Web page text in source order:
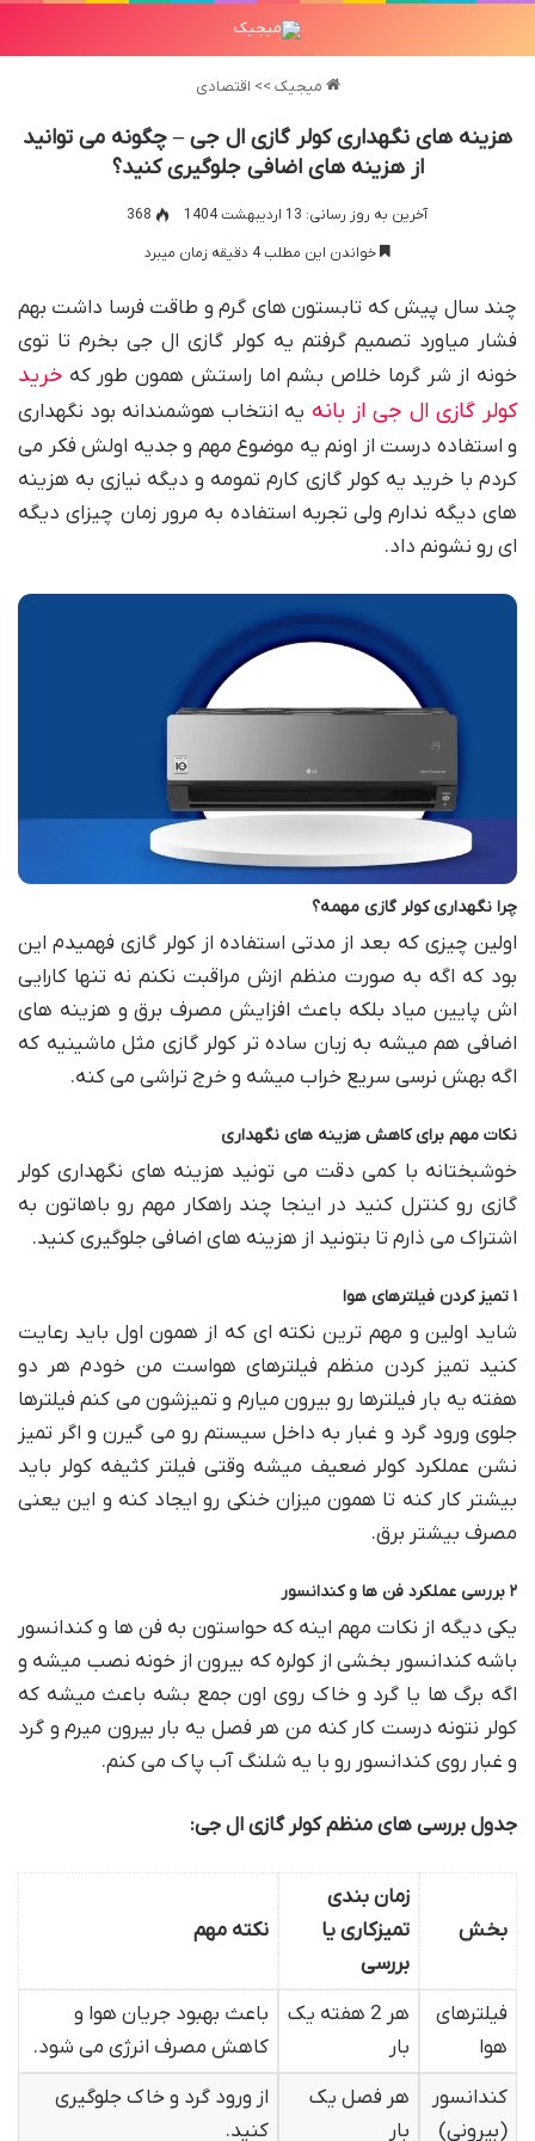
میجیک >> اقتصادی
هزینه های نگهداری کولر گازی ال جی – چگونه می توانید
از هزینه های اضافی جلوگیری کنید؟
آخرین به روز رسانی: 13 اردیبهشت 1404
368
خواندن این مطلب 4 دقیقه زمان میبرد
چند سال پیش که تابستون های گرم و طاقت فرسا داشت بهم
فشار میاورد تصمیم گرفتم یه کولر گازی ال جی بخرم تا توی
خونه از شر گرما خلاص بشم اما راستش همون طور که خرید
کولر گازی ال جی از بانه یه انتخاب هوشمندانه بود نگهداری
و استفاده درست از اونم یه موضوع مهم و جدیه اولش فکر می
کردم با خرید یه کولر گازی کارم تمومه و دیگه نیازی به هزینه
های دیگه ندارم ولی تجربه استفاده به مرور زمان چیزای دیگه
ای رو نشونم داد.
چرا نگهداری کولر گازی مهمه؟
اولین چیزی که بعد از مدتی استفاده از کولر گازی فهمیدم این
بود که اگه به صورت منظم ازش مراقبت نکنم نه تنها کارایی
اش پایین میاد بلکه باعث افزایش مصرف برق و هزینه های
اضافی هم میشه به زبان ساده تر کولر گازی مثل ماشینیه که
اگه بهش نرسی سریع خراب میشه و خرج تراشی می کنه.
نکات مهم برای کاهش هزینه های نگهداری
خوشبختانه با کمی دقت می تونید هزینه های نگهداری کولر
گازی رو کنترل کنید در اینجا چند راهکار مهم رو باهاتون به
اشتراک می ذارم تا بتونید از هزینه های اضافی جلوگیری کنید.
۱ تمیز کردن فیلترهای هوا
شاید اولین و مهم ترین نکته ای که از همون اول باید رعایت
کنید تمیز کردن منظم فیلترهای هواست من خودم هر دو
هفته یه بار فیلترها رو بیرون میارم و تمیزشون می کنم فیلترها
جلوی ورود گرد و غبار به داخل سیستم رو می گیرن و اگر تمیز
نشن عملکرد کولر ضعیف میشه وقتی فیلتر کثیفه کولر باید
بیشتر کار کنه تا همون میزان خنکی رو ایجاد کنه و این یعنی
مصرف بیشتر برق.
۲ بررسی عملکرد فن ها و کندانسور
یکی دیگه از نکات مهم اینه که حواستون به فن ها و کندانسور
باشه کندانسور بخشی از کولره که بیرون از خونه نصب میشه و
اگه برگ ها یا گرد و خاک روی اون جمع بشه باعث میشه که
کولر نتونه درست کار کنه من هر فصل یه بار بیرون میرم و گرد
و غبار روی کندانسور رو با یه شلنگ آب پاک می کنم.
جدول بررسی های منظم کولر گازی ال جی:
بخش
زمان بندی
تمیزکاری یا
بررسی
نکته مهم
فیلترهای
هوا
هر 2 هفته یک
بار
باعث بهبود جریان هوا و
کاهش مصرف انرژی می شود.
کندانسور
(بیرونی)
هر فصل یک
بار
از ورود گرد و خاک جلوگیری
کنید.